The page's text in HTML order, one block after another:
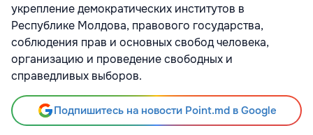
укрепление демократических институтов в
Республике Молдова, правового государства,
соблюдения прав и основных свобод человека,
организацию и проведение свободных и
справедливых выборов.
Подпишитесь на новости Point.md в Google